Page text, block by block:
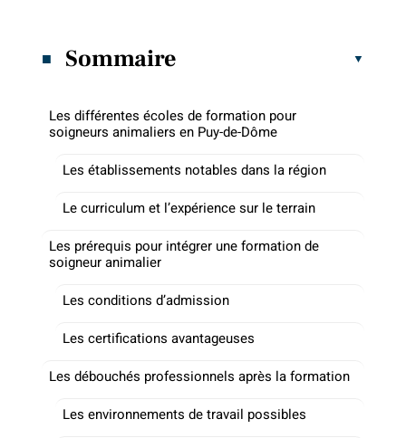
Sommaire
Les différentes écoles de formation pour
soigneurs animaliers en Puy-de-Dôme
Les établissements notables dans la région
Le curriculum et l’expérience sur le terrain
Les prérequis pour intégrer une formation de
soigneur animalier
Les conditions d’admission
Les certifications avantageuses
Les débouchés professionnels après la formation
Les environnements de travail possibles